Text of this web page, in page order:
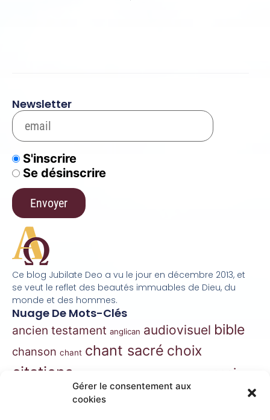
Gérer le consentement aux
cookies
Ce blog Jubilate Deo a vu le jour en décembre 2013, et
se veut le reflet des beautés immuables de Dieu, du
monde et des hommes.
Nuage De Mots-Clés
ancien testament anglican audiovisuel bible
chanson chant chant sacré choix
citations essai
gospel grégorien
Newsletter
S'inscrire
Se désinscrire